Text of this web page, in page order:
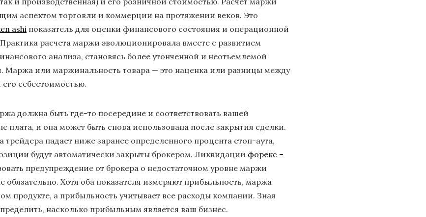
аспектом торговли и коммерции на протяжении веков. Это
ashi показатель для оценки финансового состояния и операционной
расчета маржи эволюционировала вместе с развитием
анализа, становясь более утонченной и неотъемлемой
Маржа или маржинальность товара — это наценка или разницы между
себестоимостью.
должна быть где-то посередине и соответствовать вашей
плата, и она может быть снова использована после закрытия сделки.
трейдера падает ниже заранее определенного процента стоп-аута,
будут автоматически закрыты брокером. Ликвидации форекс –
предупреждение от брокера о недостаточном уровне маржи
обязательно. Хотя оба показателя измеряют прибыльность, маржа
продукте, а прибыльность учитывает все расходы компании. Зная
насколько прибыльным является ваш бизнес.